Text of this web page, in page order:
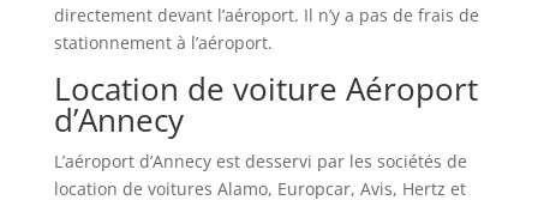
directement devant l’aéroport. Il n’y a pas de frais de
stationnement à l’aéroport.
Location de voiture Aéroport
d’Annecy
L’aéroport d’Annecy est desservi par les sociétés de
location de voitures Alamo, Europcar, Avis, Hertz et